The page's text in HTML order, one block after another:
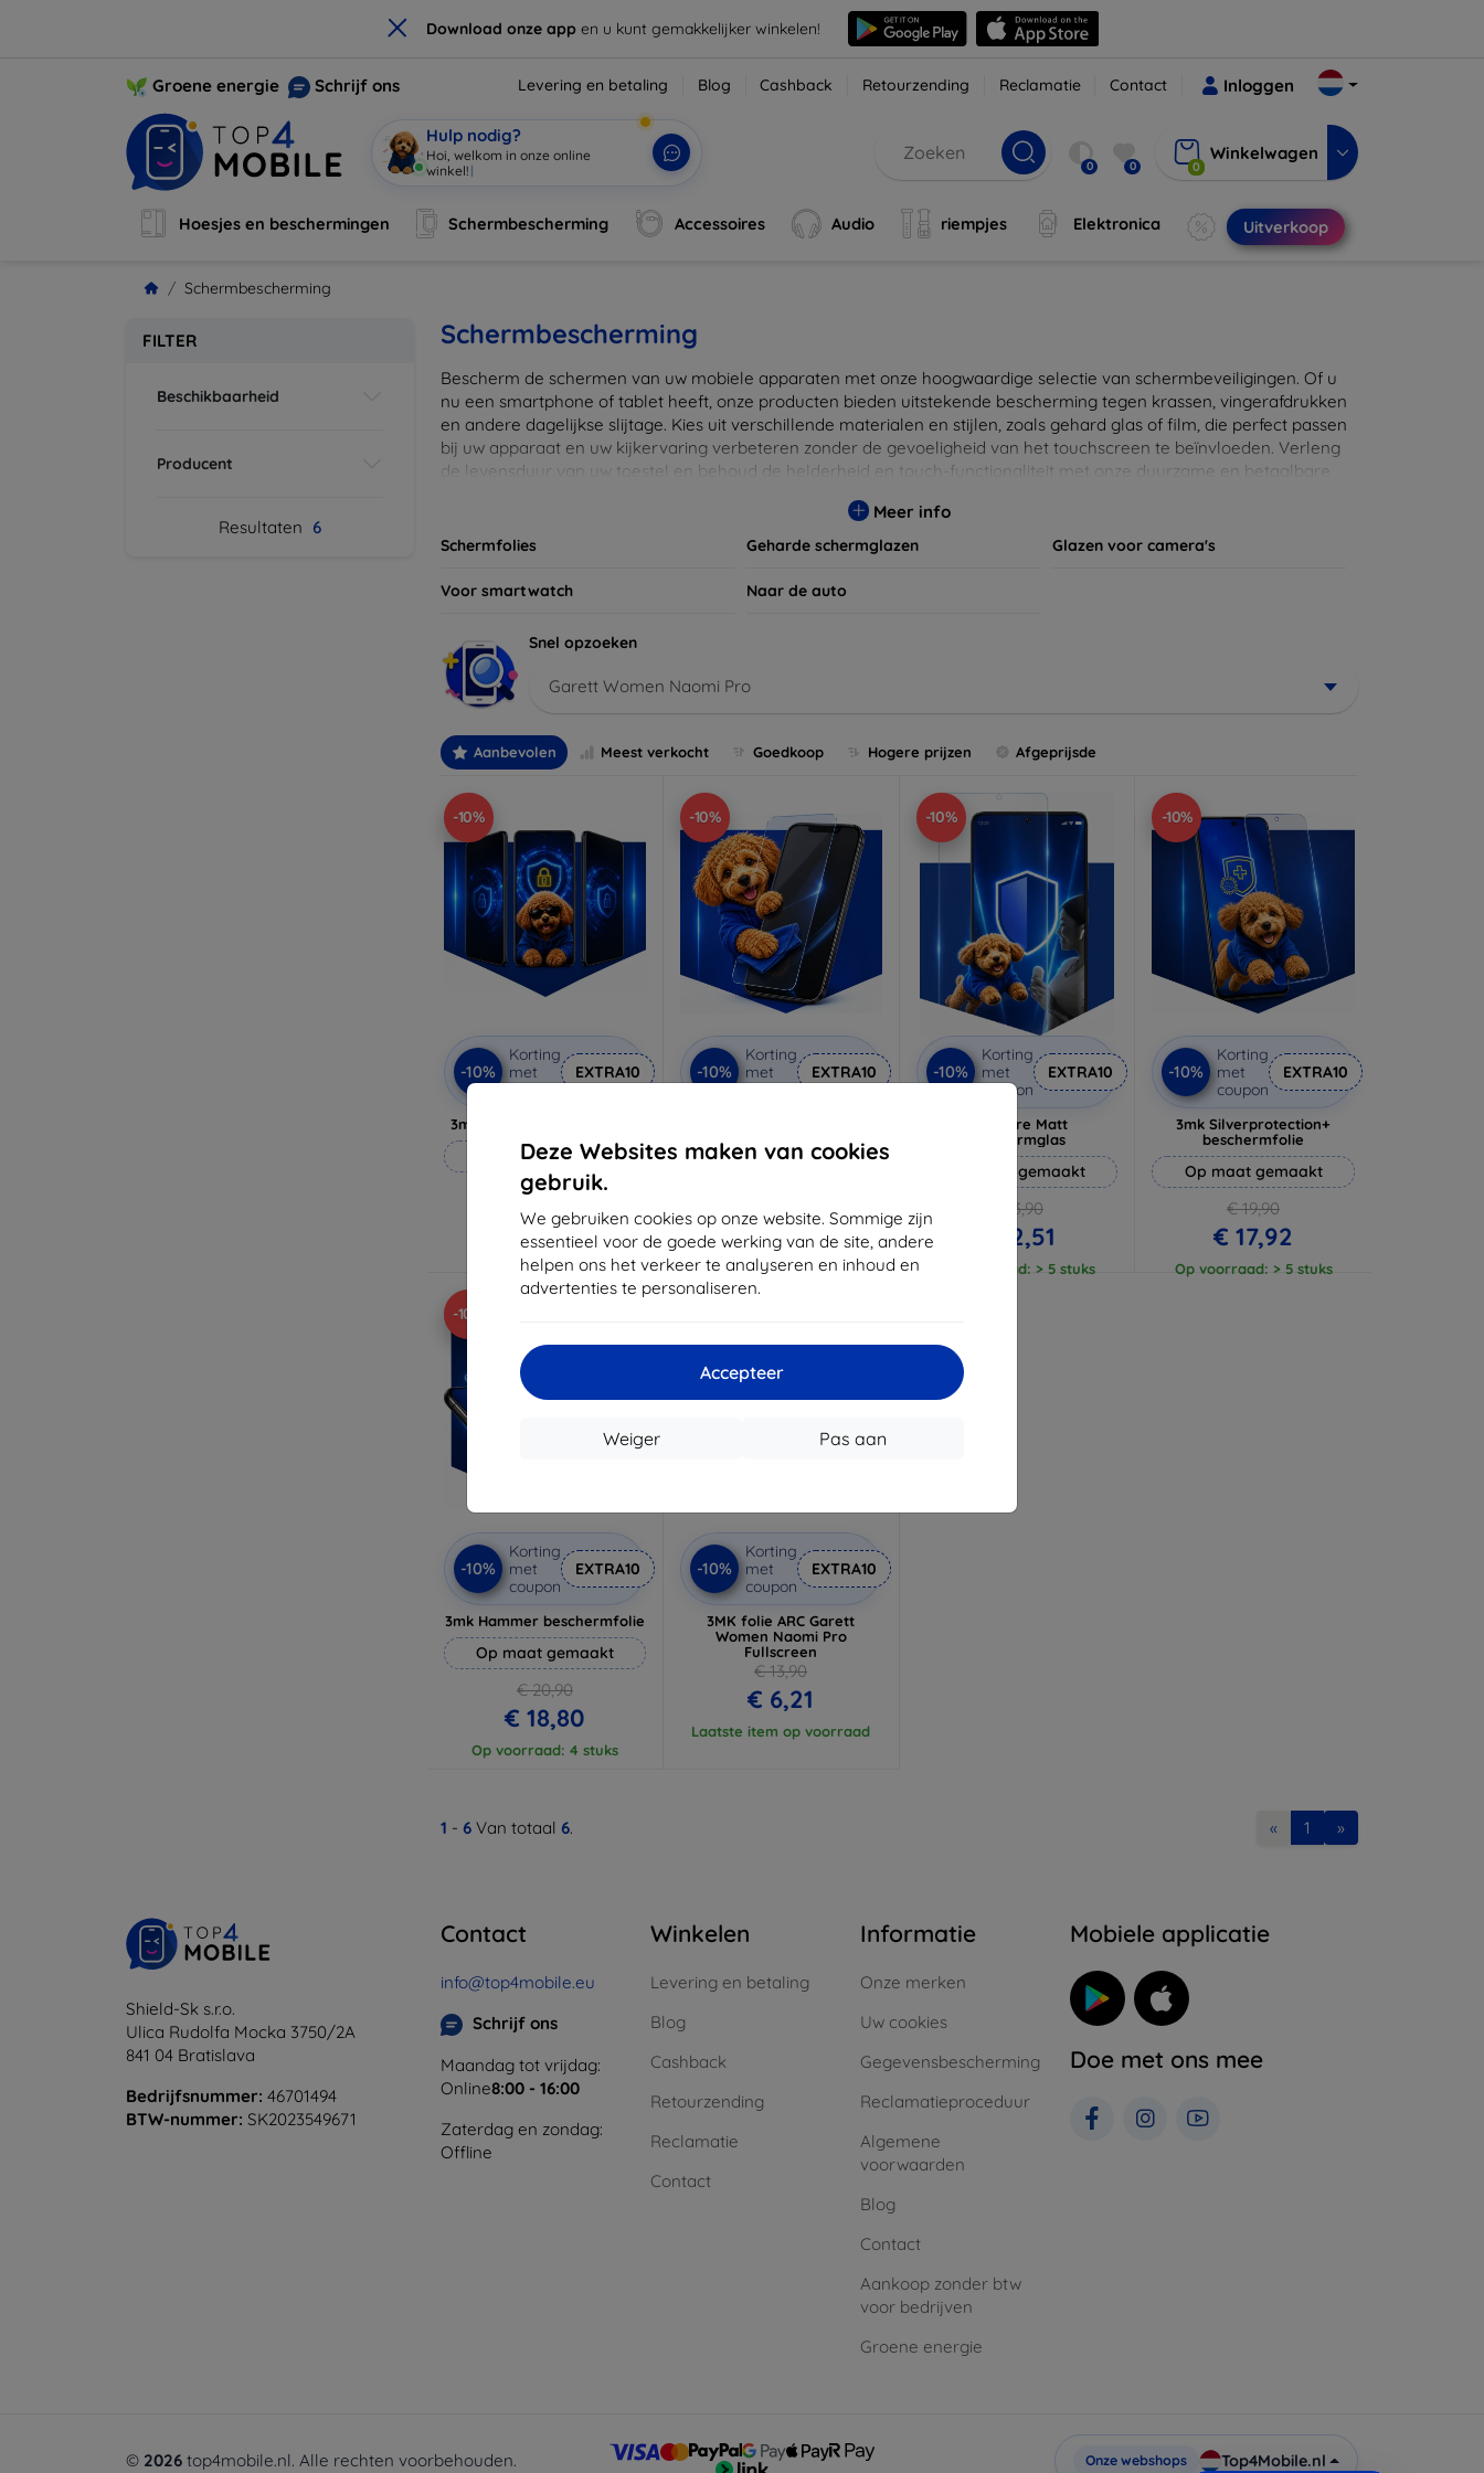
× Download onze app en u kunt gemakkelijker winkelen!
Deze Websites maken van cookies
gebruik.
We gebruiken cookies op onze website. Sommige zijn
essentieel voor de goede werking van de site, andere
helpen ons het verkeer te analyseren en inhoud en
advertenties te personaliseren.
Accepteer
Pas aan
Weiger
Groene energie Schrijf ons Levering en betaling Blog Cashback Retourzending Reclamatie Contact Inloggen
Hulp nodig?
Hoi, welkom in o| 0 0 0
Winkelwagen
Hoesjes en beschermingen Schermbescherming Accessoires Audio riempjes Elektronica Uitverkoop
Schermbescherming
FILTER
Beschikbaarheid
Producent
Resultaten 6
Schermbescherming
Bescherm de schermen van uw mobiele apparaten met onze hoogwaardige selectie van schermbeveiligingen. Of u
nu een smartphone of tablet heeft, onze producten bieden uitstekende bescherming tegen krassen, vingerafdrukken
en andere dagelijkse slijtage. Kies uit verschillende materialen en stijlen, zoals gehard glas of film, die perfect passen
bij uw apparaat en uw kijkervaring verbeteren zonder de gevoeligheid van het touchscreen te beïnvloeden. Verleng
de levensduur van uw toestel en behoud de helderheid en touch-functionaliteit met onze duurzame en betaalbare
Meer info
Schermfolies Geharde schermglazen Glazen voor camera's
Voor smartwatch Naar de auto
Snel opzoeken
Garett Women Naomi Pro
Aanbevolen Meest verkocht Goedkoop Hogere prijzen Afgeprijsde
-10%
-10%
Korting
met
coupon
EXTRA10
3mk Privacy beschermglas
Op maat gemaakt
€ 21,90
€ 19,71
Op voorraad: 3 stuks
-10%
-10%
Korting
met
coupon
EXTRA10
€ 17,90
€ 16,11
Op voorraad: > 5 stuks
-10%
-10%
Korting
met
coupon
EXTRA10
3mk Pure Matt
beschermglas
Op maat gemaakt
€ 13,90
€ 12,51
Op voorraad: > 5 stuks
-10%
-10%
Korting
met
coupon
EXTRA10
3mk Silverprotection+
beschermfolie
Op maat gemaakt
€ 19,90
€ 17,92
Op voorraad: > 5 stuks
-10%
-10%
Korting
met
coupon
EXTRA10
3mk Hammer beschermfolie
Op maat gemaakt
€ 20,90
€ 18,80
Op voorraad: 4 stuks
-10%
Korting
met
coupon
EXTRA10
3MK folie ARC Garett
Women Naomi Pro
Fullscreen
€ 13,90
€ 6,21
Laatste item op voorraad
1 - 6 Van totaal 6. « 1 »
Shield-Sk s.r.o.
Ulica Rudolfa Mocka 3750/2A
841 04 Bratislava
Bedrijfsnummer: 46701494
BTW-nummer: SK2023549671
Contact
info@top4mobile.eu
Schrijf ons
Maandag tot vrijdag:
Online8:00 - 16:00
Zaterdag en zondag:
Offline
Winkelen
Levering en betaling
Blog
Cashback
Retourzending
Reclamatie
Contact
Informatie
Onze merken
Uw cookies
Gegevensbescherming
Reclamatieproceduur
Algemene
voorwaarden
Blog
Contact
Aankoop zonder btw
voor bedrijven
Groene energie
Mobiele applicatie
Doe met ons mee
© 2026 top4mobile.nl. Alle rechten voorbehouden. Onze webshops Top4Mobile.nl